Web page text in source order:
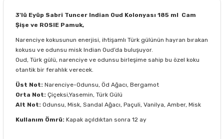
3'lü Eyüp Sabri Tuncer Indian Oud Kolonyası 185 ml Cam
Şişe ve ROSIE Pamuk,
Narenciye kokusunun enerjisi, ihtişamlı Türk gülünün hayran bırakan
kokusu ve odunsu misk Indian Oud’da buluşuyor.
Oud, Türk gülü, narenciye ve odunsu birleşime sahip bu özel koku
otantik bir ferahlık verecek.
Üst Not: Narenciye-Odunsu, Öd Ağacı, Bergamot
Orta Not: Çiçeksi,Yasemin, Türk Gülü
Alt Not: Odunsu, Misk, Sandal Ağacı, Paçuli, Vanilya, Amber, Misk
Kullanım Ömrü: Kapak açıldıktan sonra 12 ay